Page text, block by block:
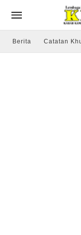
Berita Catatan